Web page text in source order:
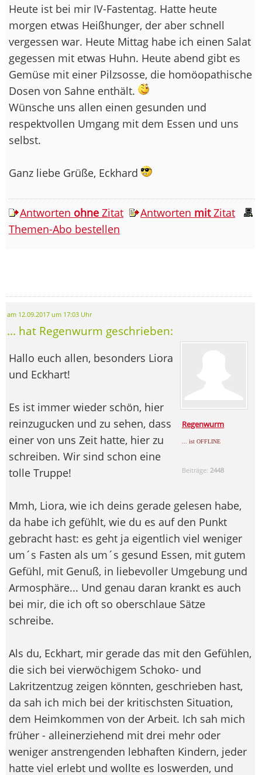
Heute ist bei mir IV-Fastentag. Hatte heute
morgen etwas Heißhunger, der aber schnell
vergessen war. Heute Mittag habe ich einen Salat
gegessen mit etwas Huhn. Heute abend gibt es
Gemüse mit einer Pilzsosse, die homöopathische
Dosen von Sahne enthält.
Wünsche uns allen einen gesunden und
respektvollen Umgang mit dem Essen und uns
selbst.
Ganz liebe Grüße, Eckhard
Antworten ohne Zitat Antworten mitZitat
Themen-Abo bestellen
am 12.09.2017 um 17:03 Uhr
... hat Regenwurm geschrieben:
Regenwurm
... ist OFFLINE
Beiträge: 2448
Hallo euch allen, besonders Liora
und Eckhart!
Es ist immer wieder schön, hier
reinzugucken und zu sehen, dass
einer von uns Zeit hatte, hier zu
schreiben. Wir sind schon eine
tolle Truppe!
Mmh, Liora, wie ich deins gerade gelesen habe,
da habe ich gefühlt, wie du es auf den Punkt
gebracht hast: es geht ja eigentlich viel weniger
um´s Fasten als um´s gesund Essen, mit gutem
Gefühl, mit Genuß, in liebevoller Umgebung und
Armosphäre... Und genau daran krankt es auch
bei mir, die ich oft so oberschlaue Sätze
schreibe.
Als du, Eckhart, mir gerade das mit den Gefühlen,
die sich bei vierwöchigem Schoko- und
Lakritzentzug zeigen könnten, geschrieben hast,
da sah ich mich bei der kritischsten Situation,
dem Heimkommen von der Arbeit. Ich sah mich
früher - alleinerziehend mit drei mehr oder
weniger anstrengenden lebhaften Kindern, jeder
hatte viel erlebt und wollte es loswerden, und